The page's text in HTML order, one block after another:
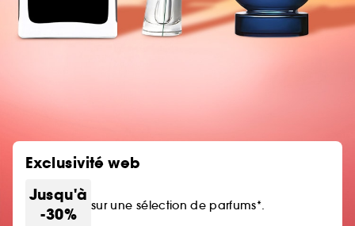
Exclusivité web
Jusqu'à
-30%
sur une sélection de parfums*.